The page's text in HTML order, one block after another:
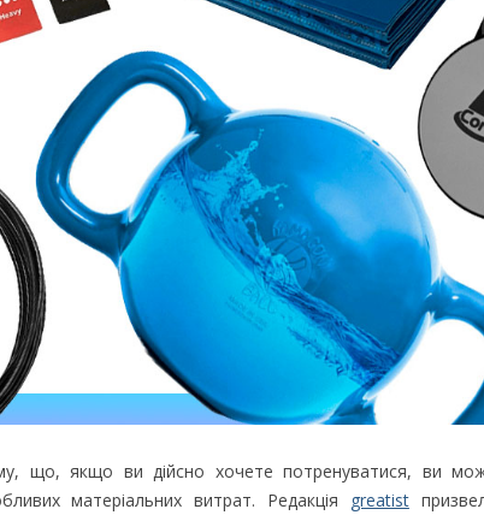
що, якщо ви дійсно хочете потренуватися, ви
матеріальних витрат. Редакція greatist